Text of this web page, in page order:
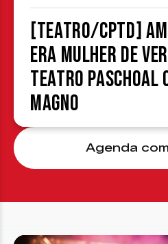
[TEATRO/CPTD]
era mulher de
Teatro Paschoal
Magno
Agenda